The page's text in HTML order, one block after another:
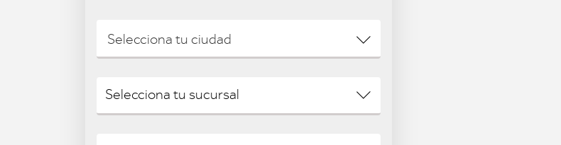
Selecciona tu ciudad